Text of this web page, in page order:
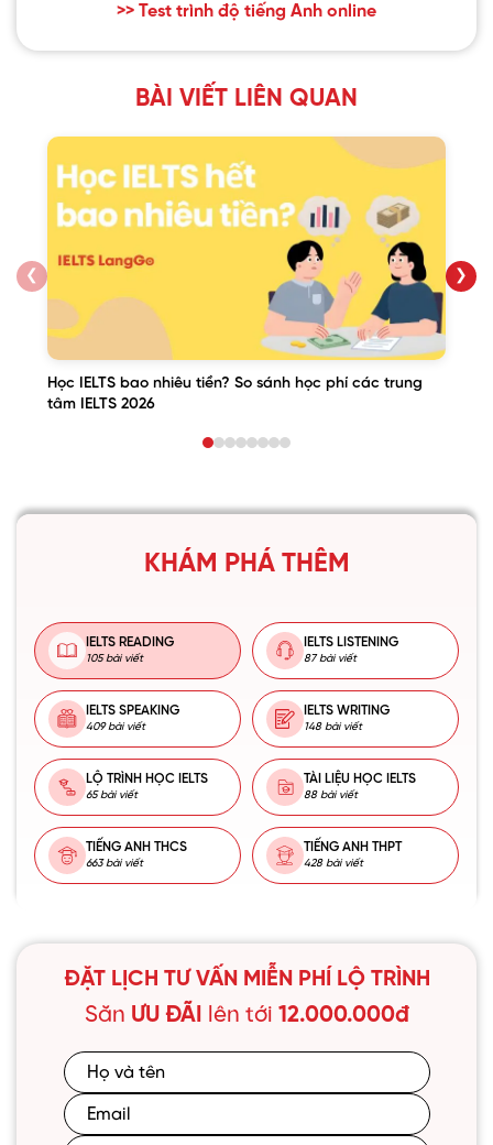
>> Test trình độ tiếng Anh online
BÀI VIẾT LIÊN QUAN
❮
Học IELTS bao nhiêu tiền? So sánh học phí các trung
tâm IELTS 2026
❯
KHÁM PHÁ THÊM
IELTS READING
105 bài viết
IELTS LISTENING
87 bài viết
IELTS SPEAKING
409 bài viết
IELTS WRITING
148 bài viết
LỘ TRÌNH HỌC IELTS
65 bài viết
TÀI LIỆU HỌC IELTS
88 bài viết
TIẾNG ANH THCS
663 bài viết
TIẾNG ANH THPT
428 bài viết
ĐẶT LỊCH TƯ VẤN MIỄN PHÍ LỘ TRÌNH
Săn ƯU ĐÃI lên tới 12.000.000đ